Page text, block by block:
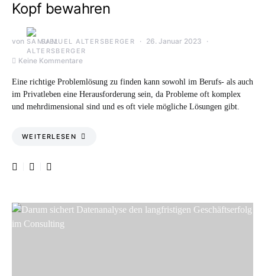
Kopf bewahren
von SAMUEL ALTERSBERGER 26. Januar 2023
Keine Kommentare
Eine richtige Problemlösung zu finden kann sowohl im Berufs- als auch
im Privatleben eine Herausforderung sein, da Probleme oft komplex
und mehrdimensional sind und es oft viele mögliche Lösungen gibt.
WEITERLESEN